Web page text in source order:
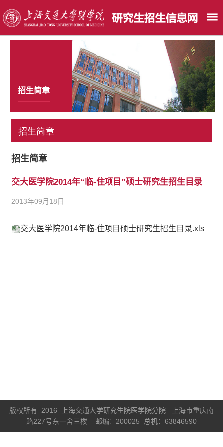
招生简章
招生简章
招生简章
交大医学院2014年“临-住项目”硕士研究生招生目录
2013年09月18日
交大医学院2014年临-住项目硕士研究生招生目录.xls
版权所有 2016 上海交通大学研究生院医学院分院 上海市重庆南
路227号东一舍三楼 邮编：200025 总机：63846590